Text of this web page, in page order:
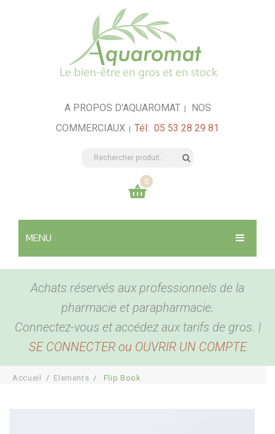
A PROPOS D'AQUAROMAT | NOS
COMMERCIAUX | Tél: 05 53 28 29 81
MENU
SANTÉ & HYGIÈNE
Hygiène buccale et oreilles
Biométrie
Produits de beauté
Coutellerie
BÉBÉ & MAMAN
Pour bébé
ACCESSOIRES
0
Votre panier est vide
TOTAL: 0,00€
Achats réservés aux professionnels de la
pharmacie et parapharmacie.
Connectez-vous et accédez aux tarifs de gros. |
SE CONNECTER ou OUVRIR UN COMPTE
Accueil / Elements / Flip Book